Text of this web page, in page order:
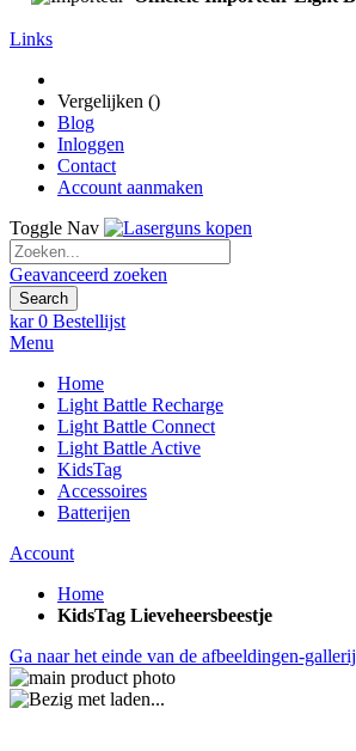
Links
Vergelijken ()
Blog
Inloggen
Contact
Account aanmaken
Toggle Nav
Geavanceerd zoeken
Search
kar 0 Bestellijst
Menu
Home
Light Battle Recharge
Light Battle Connect
Light Battle Active
KidsTag
Accessoires
Batterijen
Account
Home
KidsTag Lieveheersbeestje
Ga naar het einde van de afbeeldingen-gallerij